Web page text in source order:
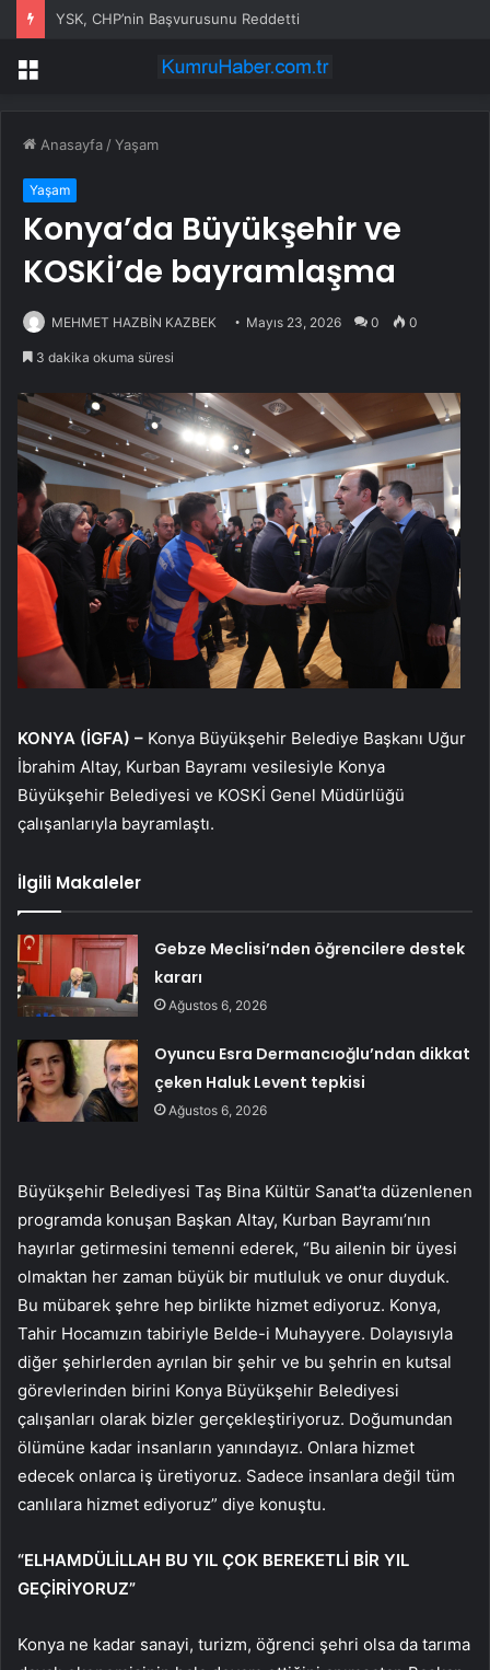
YSK, CHP’nin Başvurusunu Reddetti
Menü
Anasayfa /Yaşam
Yaşam
Konya’da Büyükşehir ve
KOSKİ’de bayramlaşma
MEHMET HAZBİN KAZBEK Mayıs 23, 2026 0 0
3 dakika okuma süresi
KONYA (İGFA) – Konya Büyükşehir Belediye Başkanı Uğur
İbrahim Altay, Kurban Bayramı vesilesiyle Konya
Büyükşehir Belediyesi ve KOSKİ Genel Müdürlüğü
çalışanlarıyla bayramlaştı.
İlgili Makaleler
Gebze Meclisi’nden öğrencilere destek
kararı
Ağustos 6, 2026
Oyuncu Esra Dermancıoğlu’ndan dikkat
çeken Haluk Levent tepkisi
Ağustos 6, 2026
Büyükşehir Belediyesi Taş Bina Kültür Sanat’ta düzenlenen
programda konuşan Başkan Altay, Kurban Bayramı’nın
hayırlar getirmesini temenni ederek, “Bu ailenin bir üyesi
olmaktan her zaman büyük bir mutluluk ve onur duyduk.
Bu mübarek şehre hep birlikte hizmet ediyoruz. Konya,
Tahir Hocamızın tabiriyle Belde-i Muhayyere. Dolayısıyla
diğer şehirlerden ayrılan bir şehir ve bu şehrin en kutsal
görevlerinden birini Konya Büyükşehir Belediyesi
çalışanları olarak bizler gerçekleştiriyoruz. Doğumundan
ölümüne kadar insanların yanındayız. Onlara hizmet
edecek onlarca iş üretiyoruz. Sadece insanlara değil tüm
canlılara hizmet ediyoruz” diye konuştu.
“ELHAMDÜLİLLAH BU YIL ÇOK BEREKETLİ BİR YIL
GEÇİRİYORUZ”
Konya ne kadar sanayi, turizm, öğrenci şehri olsa da tarıma